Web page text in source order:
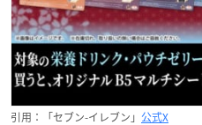
引用：「セブン-イレブン」 公式X